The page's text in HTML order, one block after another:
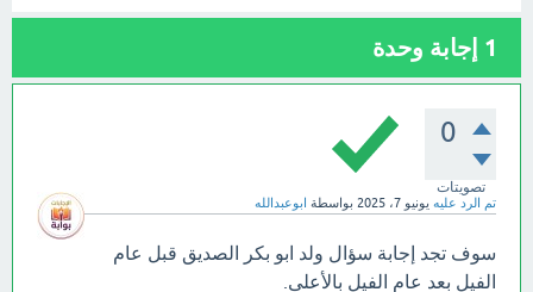
1 إجابة وحدة
0
تصويتات
تم الرد عليه يونيو 7، 2025 بواسطة ابوعبدالله
سوف تجد إجابة سؤال ولد ابو بكر الصديق قبل عام
الفيل بعد عام الفيل بالأعلى.